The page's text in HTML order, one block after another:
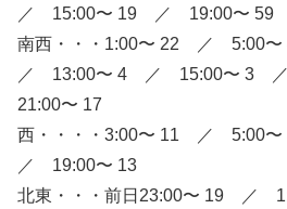
／ 15:00〜 19 ／ 19:00〜 59
南西・・・1:00〜 22 ／ 5:00
／ 13:00〜 4 ／ 15:00〜 3
21:00〜 17
西・・・・3:00〜 11 ／ 5:00
／ 19:00〜 13
北東・・・前日23:00〜 19 ／